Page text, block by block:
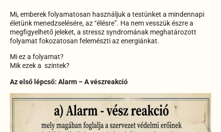
Mi, emberek folyamatosan használjuk a testünket a mindennapi
életünk menedzselésére, az “élésre”. Ha nem vesszük észre a
megfigyelhető jeleket, a stressz syndromának meghatározott
folyamat fokozatosan felemészti az energiánkat.
Mi ez a folyamat?
Mik ezek a szintek?
Az első lépcső: Alarm – A vészreakció